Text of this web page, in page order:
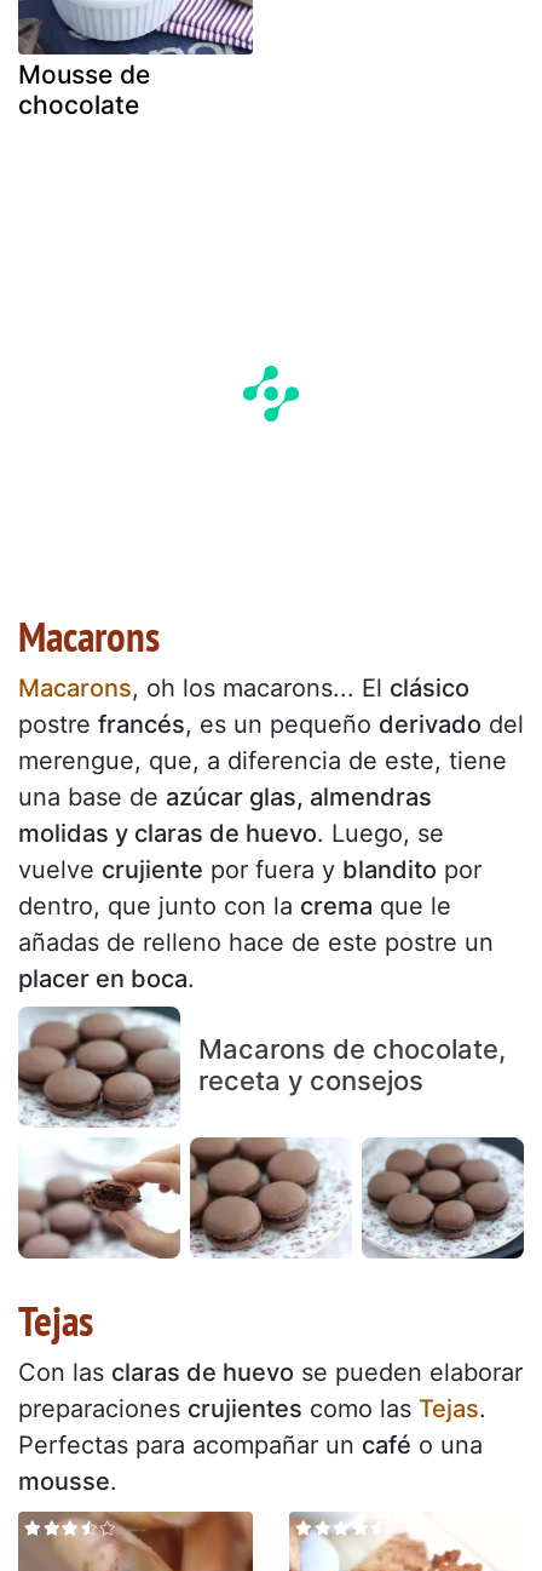
Mousse de
chocolate
Macarons
Macarons, oh los macarons... El clásico
postre francés, es un pequeño derivado del
merengue, que, a diferencia de este, tiene
una base de azúcar glas, almendras
molidas y claras de huevo. Luego, se
vuelve crujiente por fuera y blandito por
dentro, que junto con la crema que le
añadas de relleno hace de este postre un
placer en boca.
Macarons de chocolate,
receta y consejos
Tejas
Con las claras de huevo se pueden elaborar
preparaciones crujientes como las Tejas.
Perfectas para acompañar un café o una
mousse.